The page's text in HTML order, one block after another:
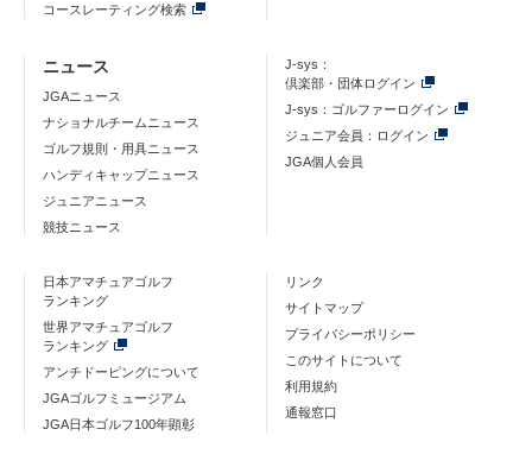
コースレーティング検索
ニュース
JGAニュース
ナショナルチームニュース
ゴルフ規則・用具ニュース
ハンディキャップニュース
ジュニアニュース
競技ニュース
J-sys：
倶楽部・団体ログイン
J-sys：ゴルファーログイン
ジュニア会員：ログイン
JGA個人会員
日本アマチュアゴルフ
ランキング
世界アマチュアゴルフ
ランキング
アンチドーピングについて
JGAゴルフミュージアム
JGA日本ゴルフ100年顕彰
リンク
サイトマップ
プライバシーポリシー
このサイトについて
利用規約
通報窓口